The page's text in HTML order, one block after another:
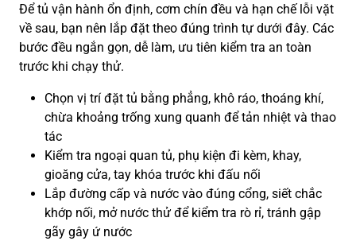
Để tủ vận hành ổn định, cơm chín đều và hạn chế lỗi vặt
về sau, bạn nên lắp đặt theo đúng trình tự dưới đây. Các
bước đều ngắn gọn, dễ làm, ưu tiên kiểm tra an toàn
trước khi chạy thử.
Chọn vị trí đặt tủ bằng phẳng, khô ráo, thoáng khí,
chừa khoảng trống xung quanh để tản nhiệt và thao
tác
Kiểm tra ngoại quan tủ, phụ kiện đi kèm, khay,
gioăng cửa, tay khóa trước khi đấu nối
Lắp đường cấp và nước vào đúng cổng, siết chắc
khớp nối, mở nước thử để kiểm tra rò rỉ, tránh gập
gãy gây ứ nước